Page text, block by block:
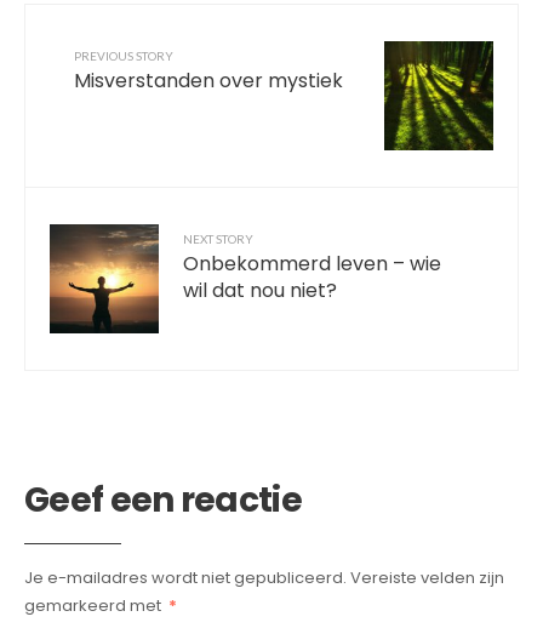
PREVIOUS STORY
Misverstanden over mystiek
NEXT STORY
Onbekommerd leven – wie
wil dat nou niet?
Geef een reactie
Je e-mailadres wordt niet gepubliceerd. Vereiste velden zijn
gemarkeerd met *